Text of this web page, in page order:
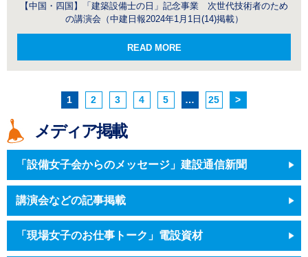
【中国・四国】「建築設備士の日」記念事業 次世代技術者のため
の講演会（中建日報2024年1月1日(14)掲載）
READ MORE
1 2 3 4 5 … 25 >
メディア掲載
「設備女子会からのメッセージ」建設通信新聞
講演会などの記事掲載
「現場女子のお仕事トーク」電設資材